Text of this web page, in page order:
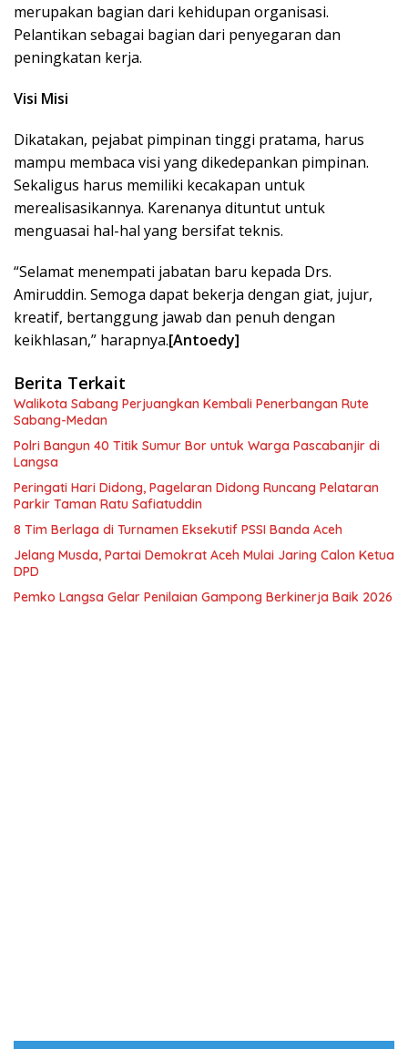
merupakan bagian dari kehidupan organisasi.
Pelantikan sebagai bagian dari penyegaran dan
peningkatan kerja.
Visi Misi
Dikatakan, pejabat pimpinan tinggi pratama, harus
mampu membaca visi yang dikedepankan pimpinan.
Sekaligus harus memiliki kecakapan untuk
merealisasikannya. Karenanya dituntut untuk
menguasai hal-hal yang bersifat teknis.
“Selamat menempati jabatan baru kepada Drs.
Amiruddin. Semoga dapat bekerja dengan giat, jujur,
kreatif, bertanggung jawab dan penuh dengan
keikhlasan,” harapnya.[Antoedy]
Berita Terkait
Walikota Sabang Perjuangkan Kembali Penerbangan Rute
Sabang-Medan
Polri Bangun 40 Titik Sumur Bor untuk Warga Pascabanjir di
Langsa
Peringati Hari Didong, Pagelaran Didong Runcang Pelataran
Parkir Taman Ratu Safiatuddin
8 Tim Berlaga di Turnamen Eksekutif PSSI Banda Aceh
Jelang Musda, Partai Demokrat Aceh Mulai Jaring Calon Ketua
DPD
Pemko Langsa Gelar Penilaian Gampong Berkinerja Baik 2026